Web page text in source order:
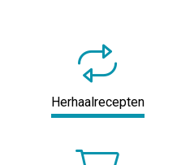
Herhaalrecepten